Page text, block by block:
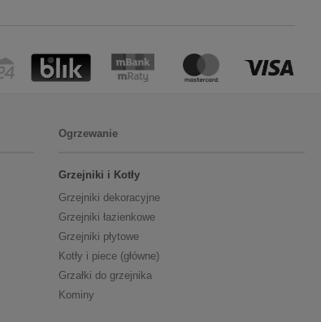
Ogrzewanie
Grzejniki i Kotły
Grzejniki dekoracyjne
Grzejniki łazienkowe
Grzejniki płytowe
Kotły i piece (główne)
Grzałki do grzejnika
Kominy